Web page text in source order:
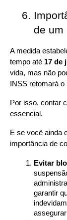
de um
A medida
tempo até 17 de
vida, mas não
INSS retomará
Por isso, contar
essencial.
E se você ainda
importância de
Evitar
garantir